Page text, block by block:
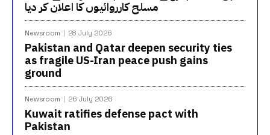
مسلح کارروائیوں کا اعلان کر دیا
Newsroom 28 July 2026
Pakistan and Qatar deepen security ties
as fragile US-Iran peace push gains
ground
Newsroom 26 July 2026
Kuwait ratifies defense pact with
Pakistan